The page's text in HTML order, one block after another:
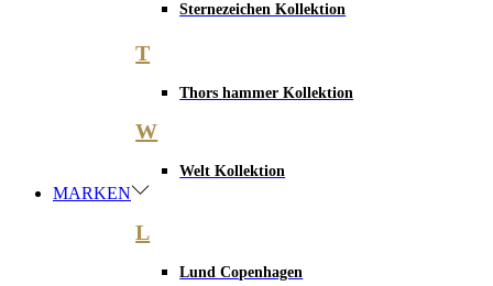
Sternezeichen Kollektion
T
Thors hammer Kollektion
W
Welt Kollektion
MARKEN
L
Lund Copenhagen